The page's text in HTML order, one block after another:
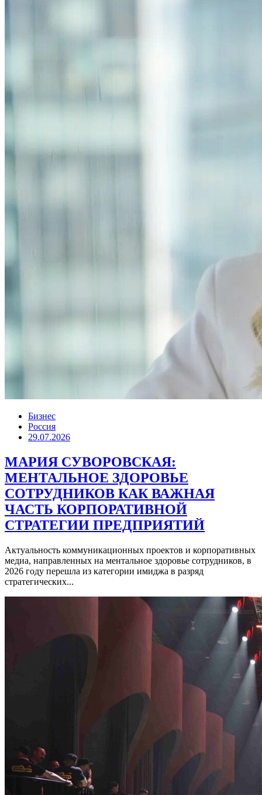
Бизнес
Россия
29.07.2026
МАРИЯ СУВОРОВСКАЯ:
МЕНТАЛЬНОЕ ЗДОРОВЬЕ
СОТРУДНИКОВ КАК ВАЖНАЯ
ЧАСТЬ КОРПОРАТИВНОЙ
СТРАТЕГИИ ПРЕДПРИЯТИЙ
Актуальность коммуникационных проектов и корпоративных
медиа, направленных на ментальное здоровье сотрудников, в
2026 году перешла из категории имиджа в разряд
стратегических...